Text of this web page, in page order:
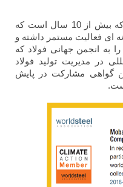
شایان ذکر است شرکت فولاد مبارکه بیش از 10 سال است که
ای فعالیت مستمر داشته و
به انجمن جهانی فولاد که
در مدیریت تولید فولاد
گواهی مشارکت در پایش